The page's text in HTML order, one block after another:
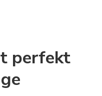
perfekt